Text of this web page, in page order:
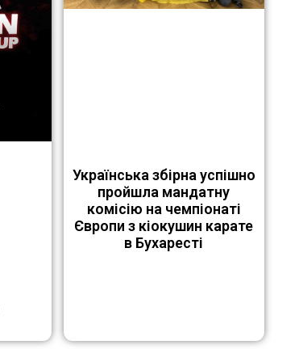
Українська збірна успішно
пройшла мандатну
комісію на чемпіонаті
Європи з кіокушин карате
в Бухаресті